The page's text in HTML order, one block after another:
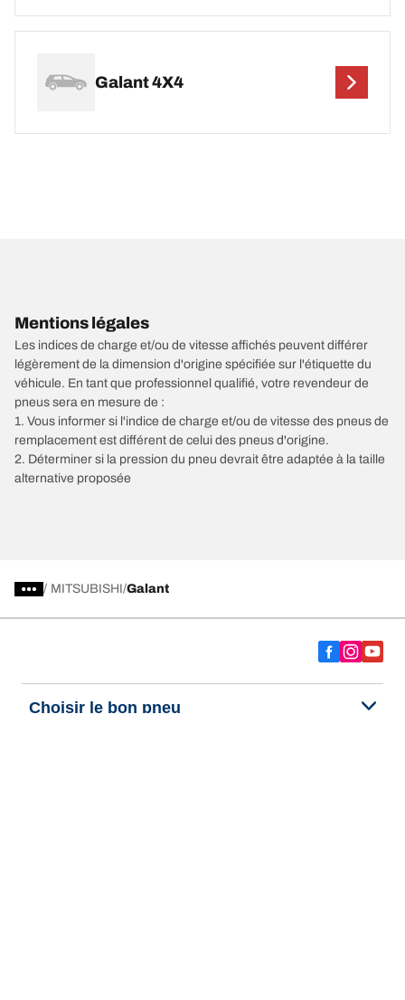
Galant 4X4
Mentions légales
Les indices de charge et/ou de vitesse affichés peuvent différer
légèrement de la dimension d'origine spécifiée sur l'étiquette du
véhicule. En tant que professionnel qualifié, votre revendeur de
pneus sera en mesure de :
1. Vous informer si l'indice de charge et/ou de vitesse des pneus de
remplacement est différent de celui des pneus d'origine.
2. Déterminer si la pression du pneu devrait être adaptée à la taille
alternative proposée
/ MITSUBISHI Galant
Choisir le bon pneu